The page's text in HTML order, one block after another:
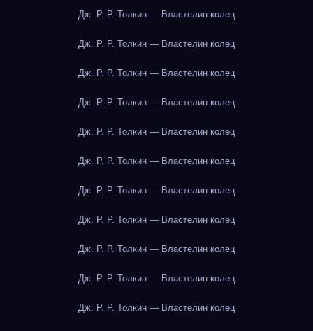
Дж. Р. Р. Толкин — Властелин колец
Дж. Р. Р. Толкин — Властелин колец
Дж. Р. Р. Толкин — Властелин колец
Дж. Р. Р. Толкин — Властелин колец
Дж. Р. Р. Толкин — Властелин колец
Дж. Р. Р. Толкин — Властелин колец
Дж. Р. Р. Толкин — Властелин колец
Дж. Р. Р. Толкин — Властелин колец
Дж. Р. Р. Толкин — Властелин колец
Дж. Р. Р. Толкин — Властелин колец
Дж. Р. Р. Толкин — Властелин колец